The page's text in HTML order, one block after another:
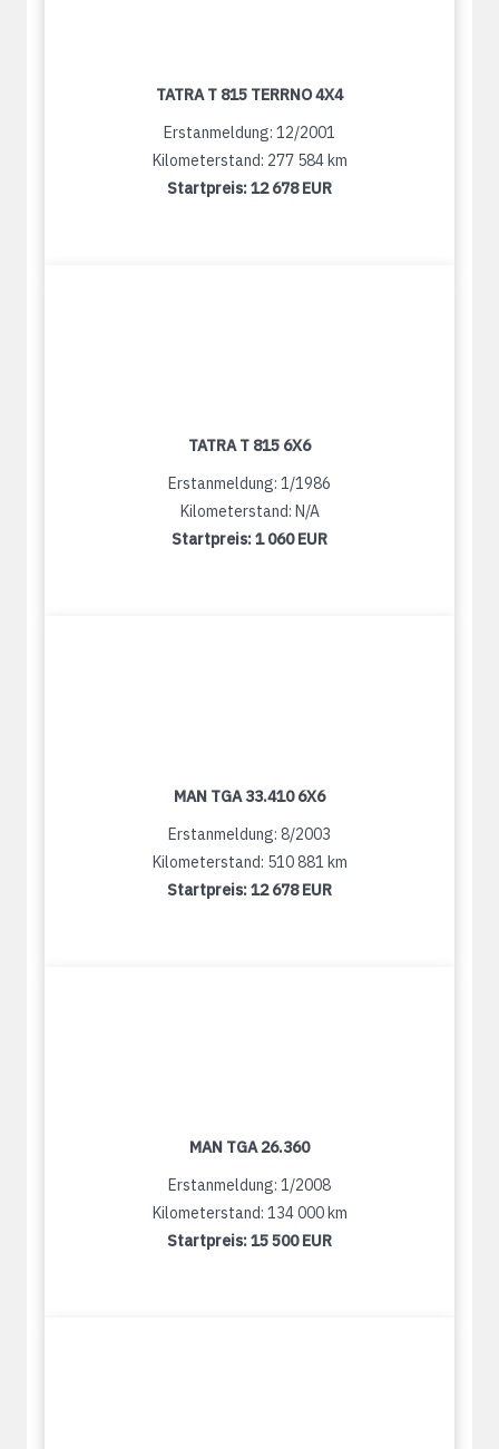
TATRA T 815 TERRNO 4X4
Erstanmeldung: 12/2001
Kilometerstand: 277 584 km
Startpreis:12 678 EUR
TATRA T 815 6X6
Erstanmeldung: 1/1986
Kilometerstand: N/A
Startpreis:1 060 EUR
MAN TGA 33.410 6X6
Erstanmeldung: 8/2003
Kilometerstand: 510 881 km
Startpreis:12 678 EUR
MAN TGA 26.360
Erstanmeldung: 1/2008
Kilometerstand: 134 000 km
Startpreis:15 500 EUR